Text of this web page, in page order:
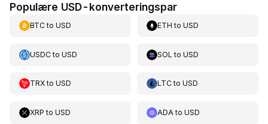
Populære USD-konverteringspar
BTCto USD ETH toUSD
USDCto USD SOL toUSD
TRXto USD LTCtoUSD
XRP to USD ADA toUSD